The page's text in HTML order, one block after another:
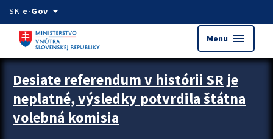
Preskocit na hlavný obsah
SK e-Govarrow_drop_down
Menu menu
Zastavit automatický posun upútavok
Desiate referendum v histórii SR je
neplatné, výsledky potvrdila štátna
volebná komisia